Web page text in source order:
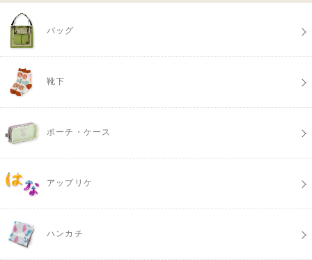
バッグ
靴下
ポーチ・ケース
アップリケ
ハンカチ